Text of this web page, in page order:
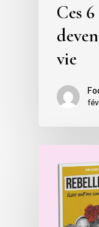
Ces
vie